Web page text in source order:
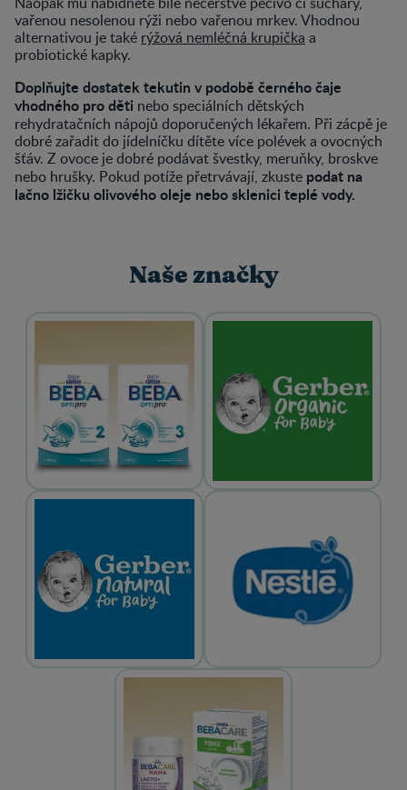
vařenou nesolenou rýži nebo vařenou mrkev. Vhodnou
alternativou je také rýžová nemléčná krupička a
probiotické kapky.
Doplňujte dostatek tekutin v podobě černého čaje
vhodného pro děti nebo speciálních dětských
rehydratačních nápojů doporučených lékařem. Při zácpě je
dobré zařadit do jídelníčku dítěte více polévek a ovocných
šťáv. Z ovoce je dobré podávat švestky, meruňky, broskve
nebo hrušky. Pokud potíže přetrvávají, zkuste podat na
lačno lžičku olivového oleje nebo sklenici teplé vody.
Naše značky